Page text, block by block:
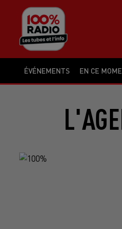
ÉVÉNEMENTS EN CE